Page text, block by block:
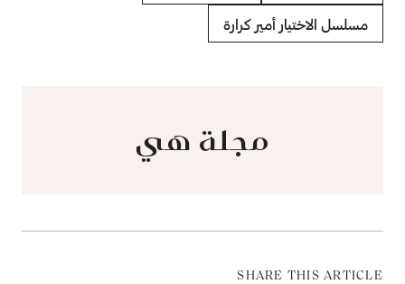
مسلسل الاختيار أمير كرارة
مجلة هي
SHARE THIS ARTICLE